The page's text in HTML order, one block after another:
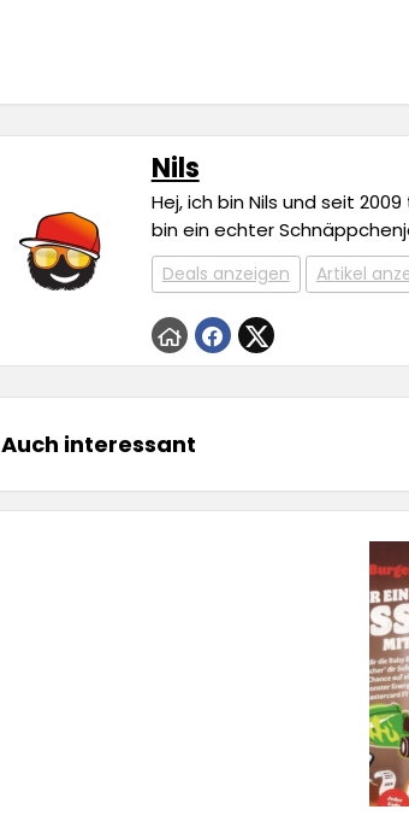
Nils
Hej, ich bin Nils und seit
bin ein echter
Deals anzeigen Artikel
Auch interessant